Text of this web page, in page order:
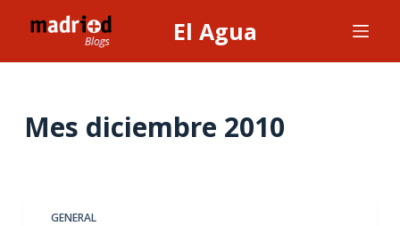
l
El Agua
Mes diciembre 2010
GENERAL